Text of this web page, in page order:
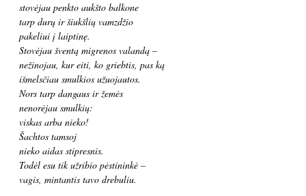
stovėjau penkto aukšto balkone
tarp durų ir šiukšlių vamzdžio
pakeliui į laiptinę.
Stovėjau šventą migrenos valandą –
nežinojau, kur eiti, ko griebtis, pas ką
išmelsčiau smulkios užuojautos.
Nors tarp dangaus ir žemės
nenorėjau smulkių:
viskas arba nieko!
Šachtos tamsoj
nieko aidas stipresnis.
Todėl esu tik užribio pėstininkė –
vagis, mintantis tavo drebuliu.